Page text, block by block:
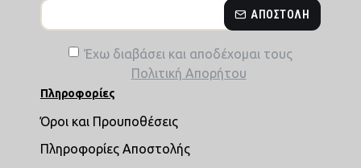
ΑΠΟΣΤΟΛΉ
Έχω διαβάσει και αποδέχομαι τους
Πολιτική Απορήτου
Πληροφορίες
Όροι και Προυποθέσεις
Πληροφορίες Αποστολής